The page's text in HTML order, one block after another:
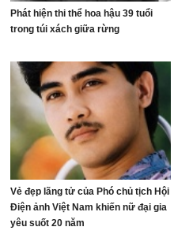
Phát hiện thi thể hoa hậu 39 tuổi
trong túi xách giữa rừng
Vẻ đẹp lãng tử của Phó chủ tịch Hội
Điện ảnh Việt Nam khiến nữ đại gia
yêu suốt 20 năm